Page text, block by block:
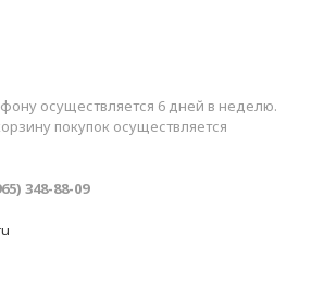
осуществляется 6 дней в неделю.
покупок осуществляется
348-88-09